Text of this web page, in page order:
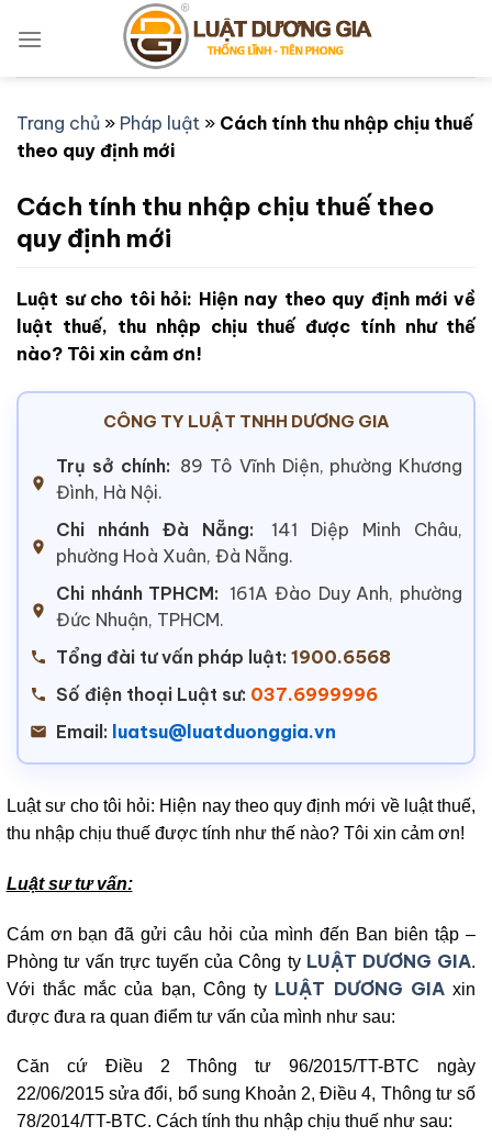
qua
Trang chủ » Pháp luật » Cách tính thu nhập chịu thuế
theo quy định mới
Cách tính thu nhập chịu thuế theo
quy định mới
Luật sư cho tôi hỏi: Hiện nay theo quy định mới về
luật thuế, thu nhập chịu thuế được tính như thế
nào? Tôi xin cảm ơn!
CÔNG TY LUẬT TNHH DƯƠNG GIA
Trụ sở chính: 89 Tô Vĩnh Diện, phường Khương
Đình, Hà Nội.
Chi nhánh Đà Nẵng:
141 Diệp Minh Châu,
phường Hoà Xuân, Đà Nẵng.
Chi nhánh TPHCM: 161A Đào Duy Anh, phường
Đức Nhuận, TPHCM.
Tổng đài tư vấn pháp luật: 1900.6568
Số điện thoại Luật sư: 037.6999996
Email: luatsu@luatduonggia.vn
Luật sư cho tôi hỏi: Hiện nay theo quy định mới về luật thuế,
thu nhập chịu thuế được tính như thế nào? Tôi xin cảm ơn!
Luật sư tư vấn:
Cám ơn bạn đã gửi câu hỏi của mình đến Ban biên tập –
Phòng tư vấn trực tuyến của Công ty LUẬT DƯƠNG GIA.
Với thắc mắc của bạn, Công ty LUẬT DƯƠNG GIAxin
được đưa ra quan điểm tư vấn của mình như sau:
Căn cứ Điều 2 Thông tư 96/2015/TT-BTC ngày
22/06/2015 sửa đổi, bổ sung Khoản 2, Điều 4, Thông tư số
78/2014/TT-BTC. Cách tính thu nhập chịu thuế như sau: